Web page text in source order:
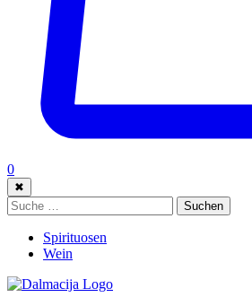
0
✖
Suche: Suchen
Spirituosen
Wein